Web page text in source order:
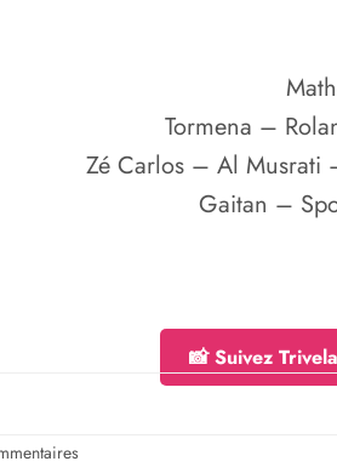
Tormena –
Zé Carlos – Al Musrati
Gaitan –
📸 Suivez